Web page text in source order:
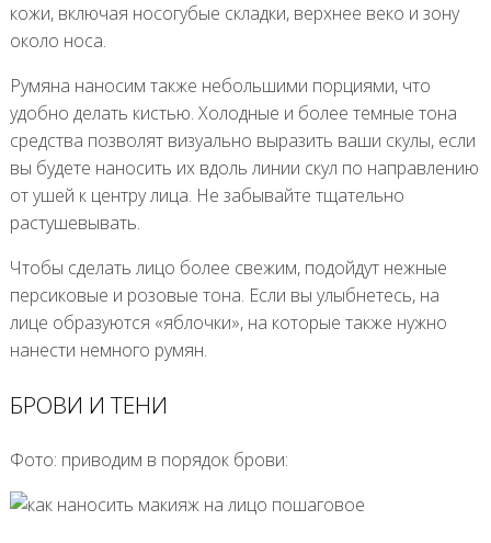
кожи, включая носогубые складки, верхнее веко и зону
около носа.
Румяна наносим также небольшими порциями, что
удобно делать кистью. Холодные и более темные тона
средства позволят визуально выразить ваши скулы, если
вы будете наносить их вдоль линии скул по направлению
от ушей к центру лица. Не забывайте тщательно
растушевывать.
Чтобы сделать лицо более свежим, подойдут нежные
персиковые и розовые тона. Если вы улыбнетесь, на
лице образуются «яблочки», на которые также нужно
нанести немного румян.
БРОВИ И ТЕНИ
Фото: приводим в порядок брови: